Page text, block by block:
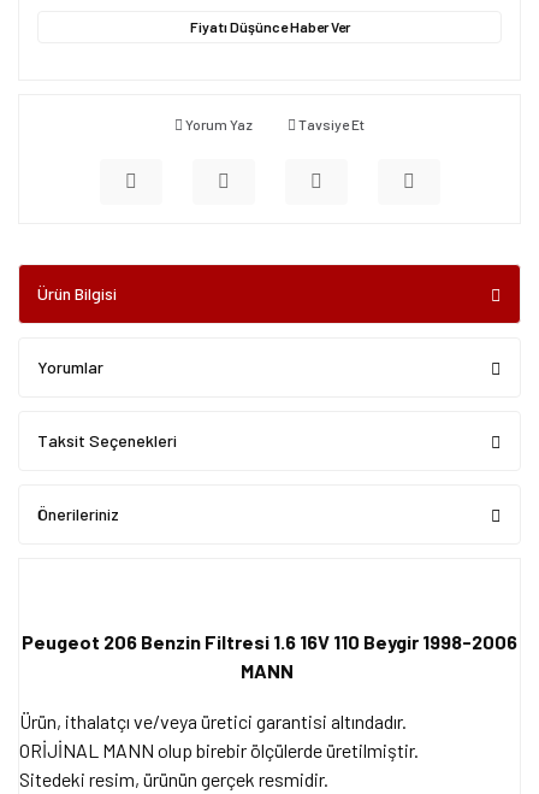
Fiyatı Düşünce Haber Ver
Yorum Yaz Tavsiye Et
Ürün Bilgisi
Yorumlar
Taksit Seçenekleri
Önerileriniz
Peugeot 206 Benzin Filtresi 1.6 16V 110 Beygir 1998-2006
MANN
Ürün, ithalatçı ve/veya üretici garantisi altındadır.
ORİJİNAL MANN olup birebir ölçülerde üretilmiştir.
Sitedeki resim, ürünün gerçek resmidir.